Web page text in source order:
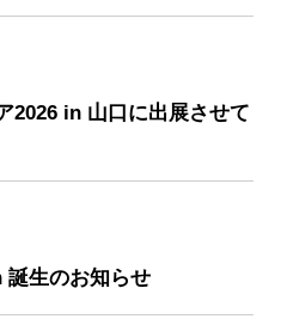
2026 in 山口に出展させて
生のお知らせ